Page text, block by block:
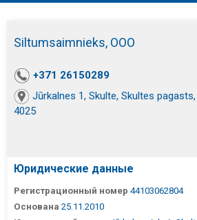
Siltumsaimnieks, ООО
+371 26150289
Jūrkalnes 1, Skulte, Skultes
4025
Юридические данные
Регистрационный номер 44103062804
Основана 25.11.2010